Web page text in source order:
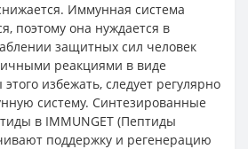
Иммунная система
поэтому она нуждается в
защитных сил человек
реакциями в виде
избежать, следует регулярно
систему. Синтезированные
в IMMUNGET (Пептиды
поддержку и регенерацию